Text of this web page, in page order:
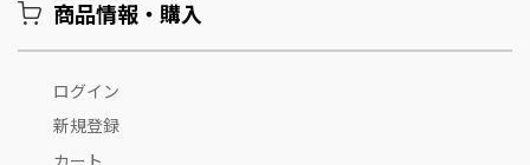
商品情報・購入
ログイン
新規登録